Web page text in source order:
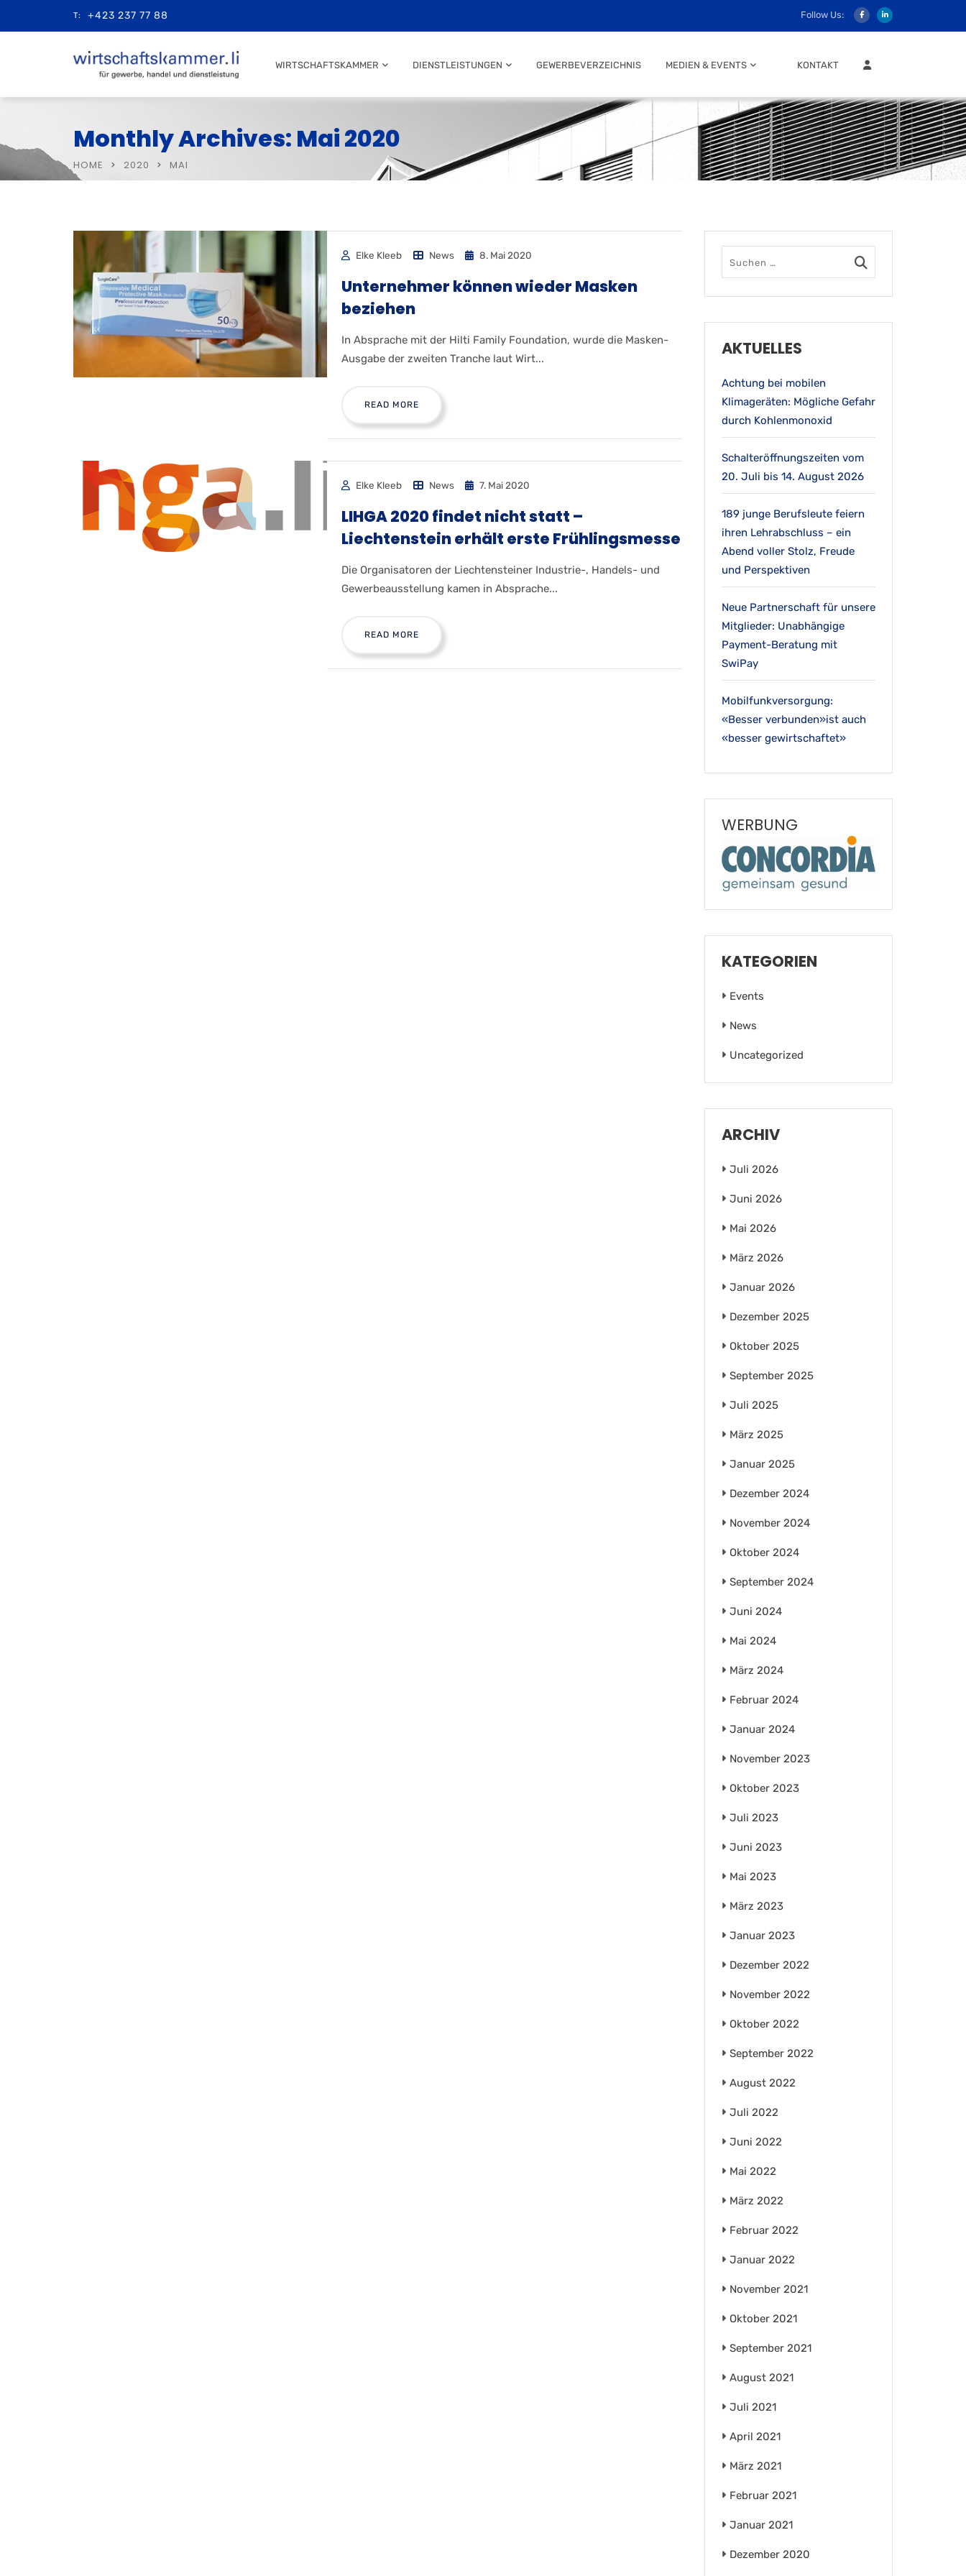
T: +423 237 77 88 Follow Us:
WIRTSCHAFTSKAMMER DIENSTLEISTUNGEN GEWERBEVERZEICHNIS MEDIEN & EVENTS KONTAKT MITGLIEDER LOGIN
Monthly Archives: Mai 2020
HOME 2020 MAI
Elke Kleeb News 8. Mai 2020
Unternehmer können wieder Masken
beziehen
In Absprache mit der Hilti Family Foundation, wurde die Masken-
Ausgabe der zweiten Tranche laut Wirt...
READ MORE
Elke Kleeb News 7. Mai 2020
LIHGA 2020 findet nicht statt –
Liechtenstein erhält erste Frühlingsmesse
Die Organisatoren der Liechtensteiner Industrie-, Handels- und
Gewerbeausstellung kamen in Absprache...
READ MORE
AKTUELLES
Achtung bei mobilen
Klimageräten: Mögliche Gefahr
durch Kohlenmonoxid
Schalteröffnungszeiten vom
20. Juli bis 14. August 2026
189 junge Berufsleute feiern
ihren Lehrabschluss – ein
Abend voller Stolz, Freude
und Perspektiven
Neue Partnerschaft für unsere
Mitglieder: Unabhängige
Payment-Beratung mit
SwiPay
Mobilfunkversorgung:
«Besser verbunden»ist auch
«besser gewirtschaftet»
WERBUNG
KATEGORIEN
Events
News
Uncategorized
ARCHIV
Juli 2026
Juni 2026
Mai 2026
März 2026
Januar 2026
Dezember 2025
Oktober 2025
September 2025
Juli 2025
März 2025
Januar 2025
Dezember 2024
November 2024
Oktober 2024
September 2024
Juni 2024
Mai 2024
März 2024
Februar 2024
Januar 2024
November 2023
Oktober 2023
Juli 2023
Juni 2023
Mai 2023
März 2023
Januar 2023
Dezember 2022
November 2022
Oktober 2022
September 2022
August 2022
Juli 2022
Juni 2022
Mai 2022
März 2022
Februar 2022
Januar 2022
November 2021
Oktober 2021
September 2021
August 2021
Juli 2021
April 2021
März 2021
Februar 2021
Januar 2021
Dezember 2020